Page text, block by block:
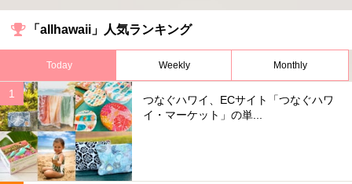
「allhawaii」人気ランキング
Today Weekly Monthly
つなぐハワイ、ECサイト「つなぐハワ
イ・マーケット」の単...